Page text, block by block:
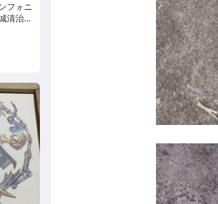
フォニ
清治」
中